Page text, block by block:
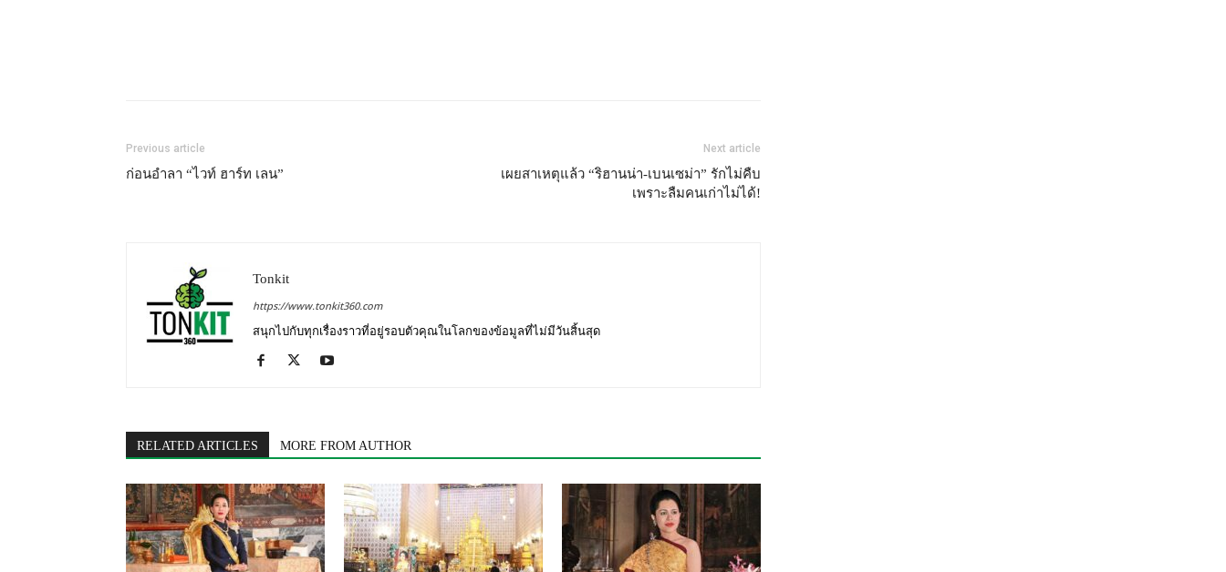
Previous article
ก่อนอำลา “ไวท์ ฮาร์ท เลน”
Next article
เผยสาเหตุแล้ว “ริฮานน่า-เบนเซม่า” รักไม่คืบ
เพราะลืมคนเก่าไม่ได้!
Tonkit
https://www.tonkit360.com
สนุกไปกับทุกเรื่องราวที่อยู่รอบตัวคุณในโลกของข้อมูลที่ไม่มีวันสิ้นสุด
RELATED ARTICLES MORE FROM AUTHOR